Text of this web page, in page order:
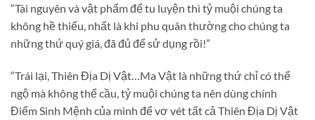
“Tài nguyên và vật phẩm để tu luyện thì tỷ muội chúng ta
không hề thiếu, nhất là khi phu quân thường cho chúng ta
những thứ quý giá, đã đủ để sử dụng rồi!”
“Trái lại, Thiên Địa Dị Vật…Ma Vật là những thứ chỉ có thể
ngộ mà không thể cầu, tỷ muội chúng ta nên dùng chính
Điểm Sinh Mệnh của mình để vơ vét tất cả Thiên Địa Dị Vật